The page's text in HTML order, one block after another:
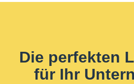
Die perfekten
für Ihr